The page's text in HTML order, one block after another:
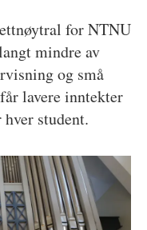
for NTNU
mindre av
og små
lavere inntekter
student.